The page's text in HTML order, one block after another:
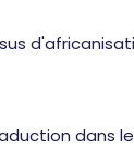
dans